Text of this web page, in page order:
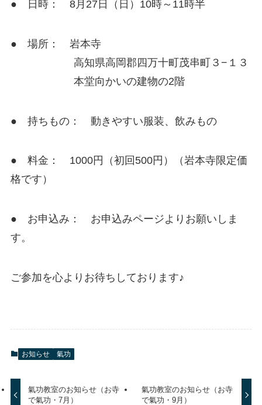
● 日時： 8月27日（日）10時～11時半
● 場所： 岩本寺
高知県高岡郡四万十町茂串町３−１３
本堂向かいの建物の2階
● 持ちもの： 動きやすい服装、飲みもの
● 料金： 1000円（初回500円）（岩本寺限定価
格です）
● お申込み： お申込みページよりお願いしま
す。
ご参加を心よりお待ちしております♪
お知らせ 氣功
氣功教室のお知らせ（お寺
で氣功・7月）
氣功教室のお知らせ（お寺
で氣功・9月）